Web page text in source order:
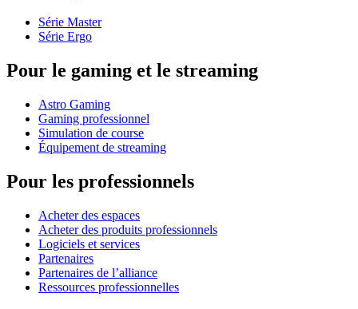
Série Master
Série Ergo
Pour le gaming et le streaming
Astro Gaming
Gaming professionnel
Simulation de course
Équipement de streaming
Pour les professionnels
Acheter des espaces
Acheter des produits professionnels
Logiciels et services
Partenaires
Partenaires de l’alliance
Ressources professionnelles